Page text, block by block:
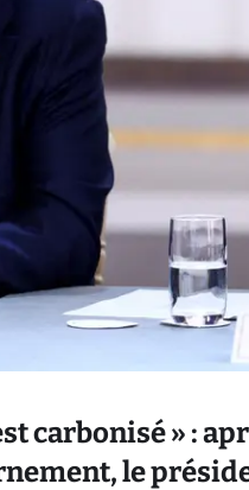
carbonisé » :
le